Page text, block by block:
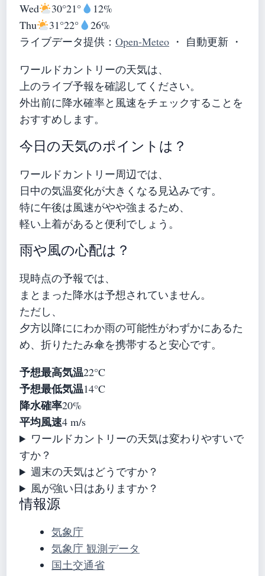
Wed
30°21°
12%
Thu
31°22°
26%
ライブデータ提供： Open-Meteo ・ 自動更新 ・
ワールドカントリーの天気は、
上のライブ予報を確認してください。
外出前に降水確率と風速をチェックすることを
おすすめします。
今日の天気のポイントは？
ワールドカントリー周辺では、
日中の気温変化が大きくなる見込みです。
特に午後は風速がやや強まるため、
軽い上着があると便利でしょう。
雨や風の心配は？
現時点の予報では、
まとまった降水は予想されていません。
ただし、
夕方以降ににわか雨の可能性がわずかにあるた
め、折りたたみ傘を携帯すると安心です。
予想最高気温22°C
予想最低気温14°C
降水確率20%
平均風速4 m/s
ワールドカントリーの天気は変わりやすいで
すか？
週末の天気はどうですか？
風が強い日はありますか？
情報源
気象庁
気象庁 観測データ
国土交通省